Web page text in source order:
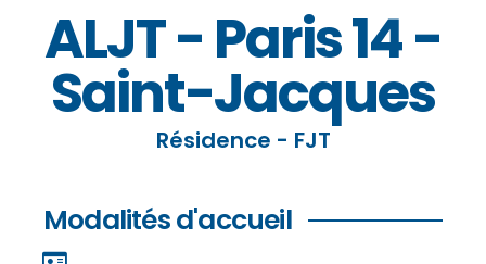
ALJT - Paris 14 -
Saint-Jacques
Résidence - FJT
Modalités d'accueil